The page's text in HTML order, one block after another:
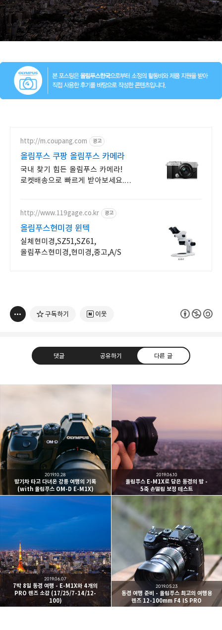
http://m.coupang.com 광고
올림푸스 쿠팡 올림푸스 카메라
국내 찾기 힘든 올림푸스 카메라!
로켓배송으로 빠르게 받아보세요.
http://www.119gage.co.kr 광고
올림푸스현미경 윈텍
실체현미경,SZ51,SZ61,
올림푸스현미경,현미경,중고,A/S
구독하기 이웃
댓글 공유하기 다른 글
빛으로 쓴 편지
취미분야 크리에이터
여행하고 사진을 찍습니다. 생각을 덧붙입니다.
구독하기
구독하기 카카오톡 라인
밤기차 타고 다녀온 강릉 여행의 기록
(with 올림푸스 OM-D E-M1X)
2019.10.28
올림푸스 E-M1X로 담은 동경의 밤 -
5축 손떨림 보정 테스트
2019.06.10
7박 8일 동경 여행 - E-M1X와 4개의
PRO 렌즈 소감 (17/25/7-14/12-
100)
2019.06.07
동경 여행 준비 - 올림푸스 최고의 여행용
렌즈 12-100mm F4 IS PRO
2019.05.23